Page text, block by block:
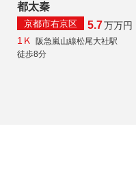
都太秦
京都市右京区 5.7万万円
1Ｋ
阪急嵐山線松尾大社駅
徒歩8分